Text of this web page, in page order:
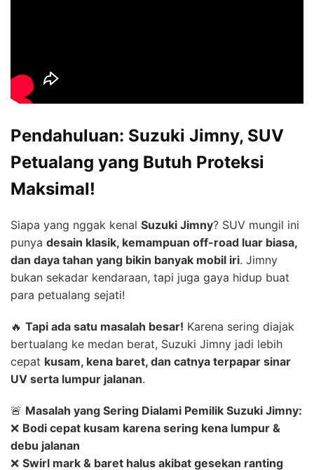
Pendahuluan: Suzuki Jimny, SUV
Petualang yang Butuh Proteksi
Maksimal!
Siapa yang nggak kenal Suzuki Jimny? SUV mungil ini
punya desain klasik, kemampuan off-road luar biasa,
dan daya tahan yang bikin banyak mobil iri. Jimny
bukan sekadar kendaraan, tapi juga gaya hidup buat
para petualang sejati!
🔥 Tapi ada satu masalah besar! Karena sering diajak
bertualang ke medan berat, Suzuki Jimny jadi lebih
cepat kusam, kena baret, dan catnya terpapar sinar
UV serta lumpur jalanan.
🚨 Masalah yang Sering Dialami Pemilik Suzuki Jimny:
❌ Bodi cepat kusam karena sering kena lumpur &
debu jalanan
❌ Swirl mark & baret halus akibat gesekan ranting